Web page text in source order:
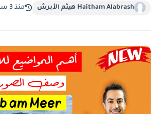
Haitham Alabrash هيثم الأبرش منذ 3 سنة